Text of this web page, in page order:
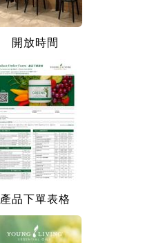
開放時間
產品下單表格